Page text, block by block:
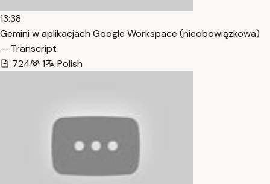
13:38
Gemini w aplikacjach Google Workspace (nieobowiązkowa)
— Transcript
724
1 Polish